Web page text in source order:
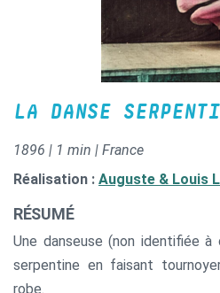
LA DANSE
1896 | 1 min | France
Réalisation : Auguste & Louis
RÉSUMÉ
Une danseuse (non identifiée
serpentine en faisant
robe.